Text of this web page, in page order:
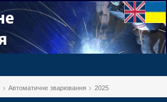
Автоматичне зварювання 2025